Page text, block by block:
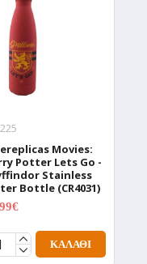
Movies:
Potter Lets Go -
Stainless
Bottle (CR4031)
ΚΑΛΆΘΙ